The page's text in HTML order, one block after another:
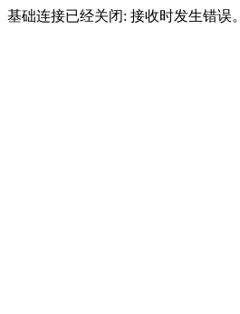
基础连接已经关闭: 接收时发生错误。